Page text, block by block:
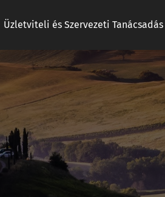
Üzletviteli és Szervezeti Tanácsadás